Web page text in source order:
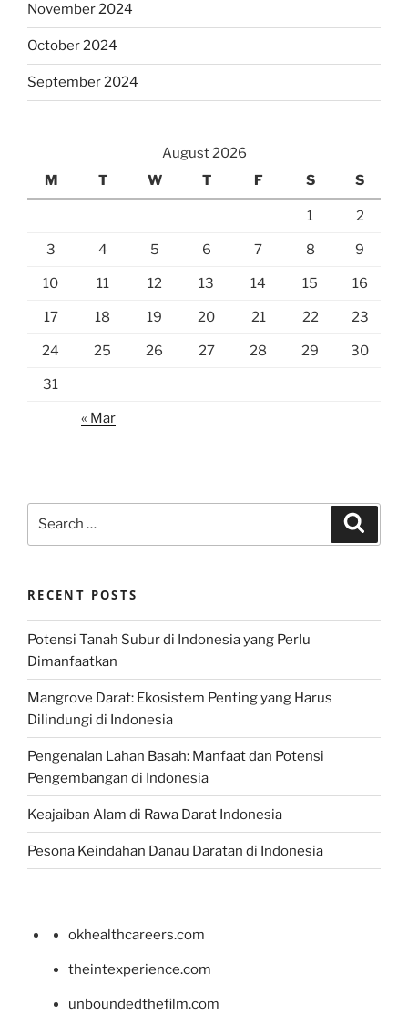
November 2024
October 2024
September 2024
August 2026
M
T W T F S S
1 2
3 4 5 6 7 8 9
10 11 12 13 14 15 16
17 18 19 20 21 22 23
24 25 26 27 28 29 30
31
« Mar
RECENT POSTS
Potensi Tanah Subur di Indonesia yang Perlu
Dimanfaatkan
Mangrove Darat: Ekosistem Penting yang Harus
Dilindungi di Indonesia
Pengenalan Lahan Basah: Manfaat dan Potensi
Pengembangan di Indonesia
Keajaiban Alam di Rawa Darat Indonesia
Pesona Keindahan Danau Daratan di Indonesia
okhealthcareers.com
theintexperience.com
unboundedthefilm.com